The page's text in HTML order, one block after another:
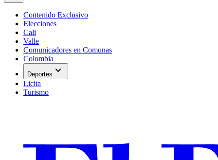
Contenido Exclusivo
Elecciones
Cali
Valle
Comunicadores en Comunas
Colombia
Deportes expand_more
Licita
Turismo